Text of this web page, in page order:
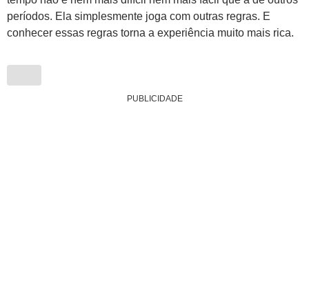
períodos. Ela simplesmente joga com outras regras. E
conhecer essas regras torna a experiência muito mais rica.
PUBLICIDADE